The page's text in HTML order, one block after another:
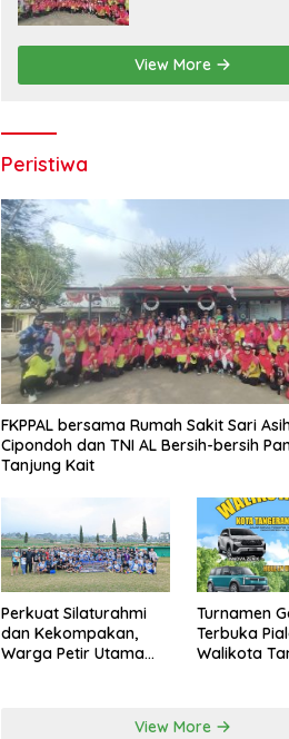
View More
Peristiwa
FKPPAL bersama Rumah Sakit Sari
Cipondoh dan TNI AL Bersih-bersih
Tanjung Kait
Perkuat Silaturahmi
dan Kekompakan,
Warga Petir Utama
Turnamen
Terbuka
Walikota
View More